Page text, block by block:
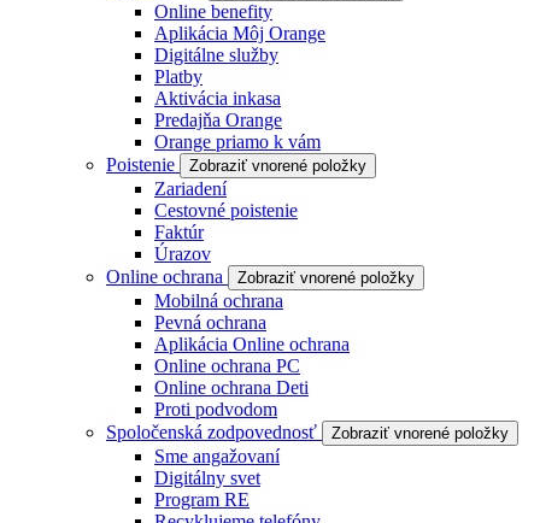
Online benefity
Aplikácia Môj Orange
Digitálne služby
Platby
Aktivácia inkasa
Predajňa Orange
Orange priamo k vám
Poistenie
Zobraziť vnorené položky
Zariadení
Cestovné poistenie
Faktúr
Úrazov
Online ochrana
Zobraziť vnorené položky
Mobilná ochrana
Pevná ochrana
Aplikácia Online ochrana
Online ochrana PC
Online ochrana Deti
Proti podvodom
Spoločenská zodpovednosť
Zobraziť vnorené položky
Sme angažovaní
Digitálny svet
Program RE